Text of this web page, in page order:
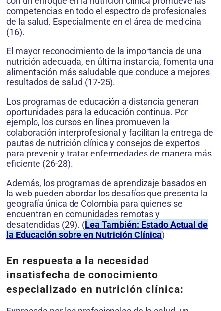
competencias en todo el espectro de profesionales
de la salud. Especialmente en el área de medicina
(16).
El mayor reconocimiento de la importancia de una
nutrición adecuada, en última instancia, fomenta una
alimentación más saludable que conduce a mejores
resultados de salud (17-25).
Los programas de educación a distancia generan
oportunidades para la educación continua. Por
ejemplo, los cursos en línea promueven la
colaboración interprofesional y facilitan la entrega de
pautas de nutrición clínica y consejos de expertos
para prevenir y tratar enfermedades de manera más
eficiente (26-28).
Además, los programas de aprendizaje basados en
la web pueden abordar los desafíos que presenta la
geografía única de Colombia para quienes se
encuentran en comunidades remotas y
desatendidas (29). (Lea También: Estado Actual de
la Educación sobre en Nutrición Clínica)
En respuesta a la necesidad
insatisfecha de conocimiento
especializado en nutrición clínica: